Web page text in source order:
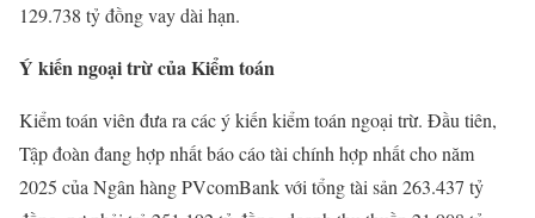
129.738 tỷ đồng vay dài hạn.
Ý kiến ngoại trừ của Kiểm toán
Kiểm toán viên đưa ra các ý kiến kiểm toán ngoại trừ. Đầu tiên,
Tập đoàn đang hợp nhất báo cáo tài chính hợp nhất cho năm
2025 của Ngân hàng PVcomBank với tổng tài sản 263.437 tỷ